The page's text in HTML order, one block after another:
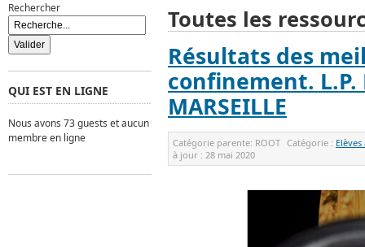
Toutes les
Résultats des
confinement. L.P.
MARSEILLE
Catégorie parente: ROOT Catégorie :
à jour : 28 mai 2020
Rechercher
QUI EST EN LIGNE
Nous avons 73 guests et aucun
membre en ligne